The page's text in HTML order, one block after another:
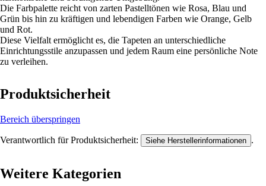
Die Farbpalette reicht von zarten Pastelltönen wie Rosa, Blau und
Grün bis hin zu kräftigen und lebendigen Farben wie Orange, Gelb
und Rot.
Diese Vielfalt ermöglicht es, die Tapeten an unterschiedliche
Einrichtungsstile anzupassen und jedem Raum eine persönliche Note
zu verleihen.
Produktsicherheit
Bereich überspringen
Verantwortlich für Produktsicherheit: Siehe Herstellerinformationen .
Weitere Kategorien